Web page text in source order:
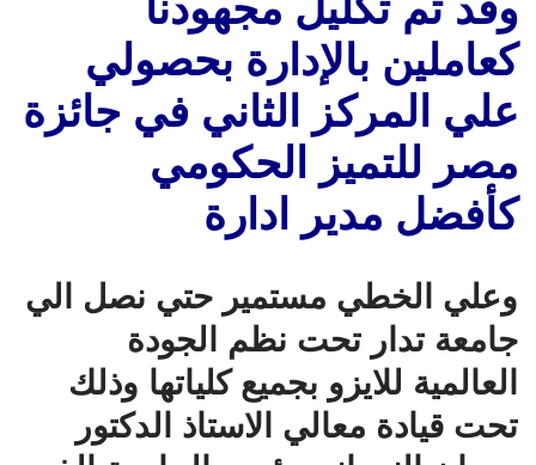
كعاملين بالإدارة بحصولي
علي المركز الثاني في جائزة
مصر للتميز الحكومي
كأفضل مدير ادارة
وعلي الخطي مستمير حتي نصل الي
جامعة تدار تحت نظم الجودة
العالمية للايزو بجميع كلياتها وذلك
تحت قيادة معالي الاستاذ الدكتور